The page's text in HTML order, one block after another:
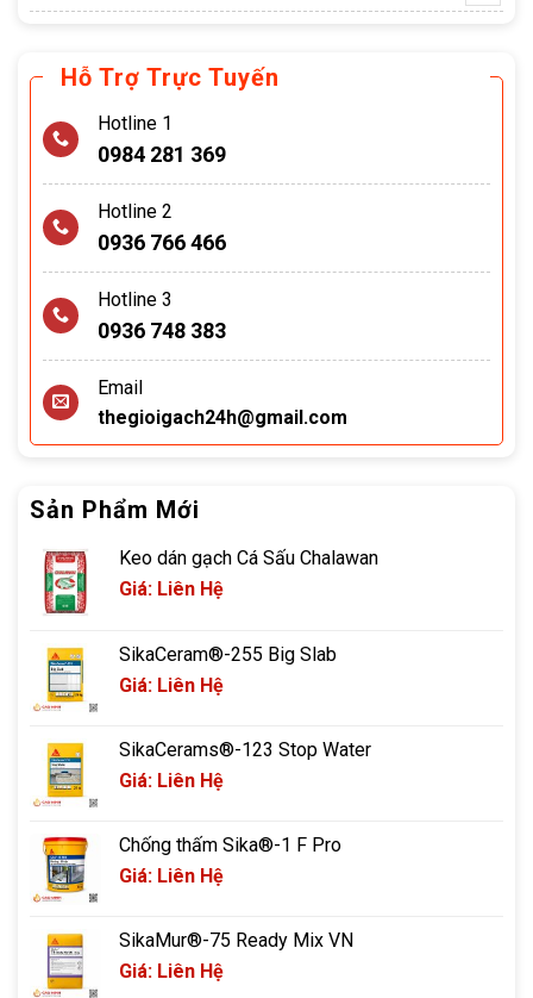
Hỗ Trợ Trực Tuyến
Hotline 1
0984 281 369
Hotline 2
0936 766 466
Hotline 3
0936 748 383
Email
thegioigach24h@gmail.com
Sản Phẩm Mới
Keo dán gạch Cá Sấu Chalawan
Giá: Liên Hệ
SikaCeram®-255 Big Slab
Giá: Liên Hệ
SikaCerams®-123 Stop Water
Giá: Liên Hệ
Chống thấm Sika®-1 F Pro
Giá: Liên Hệ
SikaMur®-75 Ready Mix VN
Giá: Liên Hệ